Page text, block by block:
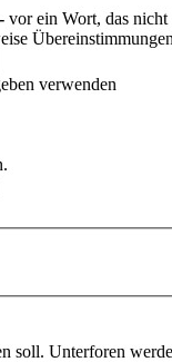
- vor ein Wort, das
verwenden
soll. Unterforen